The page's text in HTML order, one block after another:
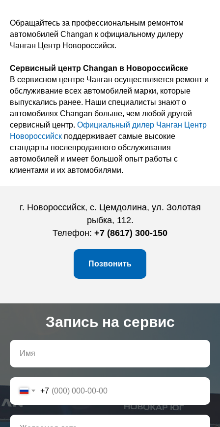
Обращайтесь за профессиональным ремонтом
автомобилей Changan к официальному дилеру
Чанган Центр Новороссийск.
Сервисный центр Changan в Новороссийске
В сервисном центре Чанган осуществляется ремонт и
обслуживание всех автомобилей марки, которые
выпускались ранее. Наши специалисты знают о
автомобилях Changan больше, чем любой другой
сервисный центр. Официальный дилер Чанган Центр
Новороссийск поддерживает самые высокие
стандарты послепродажного обслуживания
автомобилей и имеет большой опыт работы с
клиентами и их автомобилями.
г. Новороссийск, с. Цемдолина, ул. Золотая
рыбка, 112.
Телефон: +7 (8617) 300-150
Позвонить
Запись на сервис
+7